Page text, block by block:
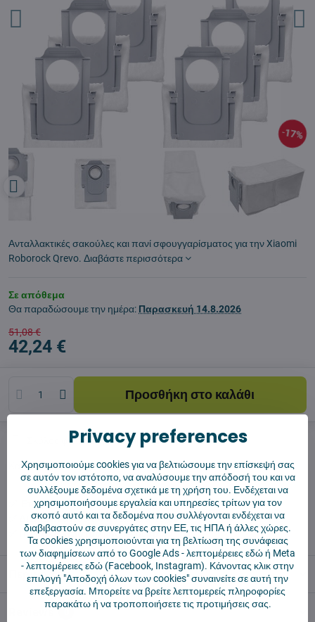
17%
Ανταλλακτικές σακούλες και πανί σφουγγαρίσματος για την Xiaomi
Roborock Qrevo. Διαβάστε περισσότερα
Σε απόθεμα
Θα παραδώσουμε την ημέρα: Παρασκευή 14.8.2026
51,08 €
42,24 €
Προσθήκη στο καλάθι
Σκύλος φύλακας Shippings
Κατασκευαστής:Vysajto.sk
✅ Έτοιμο για άμεση αποστολή
✅ ΔΩΡΕΑΝ αποστολή πάνω από 55 €
✅ Πολιτική επιστροφής 14 ημερών
Περιγραφή
Privacy preferences
Χρησιμοποιούμε cookies για να βελτιώσουμε την επίσκεψή σας
σε αυτόν τον ιστότοπο, να αναλύσουμε την απόδοσή του και να
συλλέξουμε δεδομένα σχετικά με τη χρήση του. Ενδέχεται να
χρησιμοποιήσουμε εργαλεία και υπηρεσίες τρίτων για τον
σκοπό αυτό και τα δεδομένα που συλλέγονται ενδέχεται να
διαβιβαστούν σε συνεργάτες στην ΕΕ, τις ΗΠΑ ή άλλες χώρες.
Τα cookies χρησιμοποιούνται για τη βελτίωση της συνάφειας
των διαφημίσεων από το Google Ads -λεπτομέρειες εδώή Meta
-λεπτομέρειες εδώ (Facebook, Instagram). Κάνοντας κλικ στην
επιλογή "Αποδοχή όλων των cookies" συναινείτε σε αυτή την
επεξεργασία. Μπορείτε να βρείτε λεπτομερείς πληροφορίες
παρακάτω ή να τροποποιήσετε τις προτιμήσεις σας.